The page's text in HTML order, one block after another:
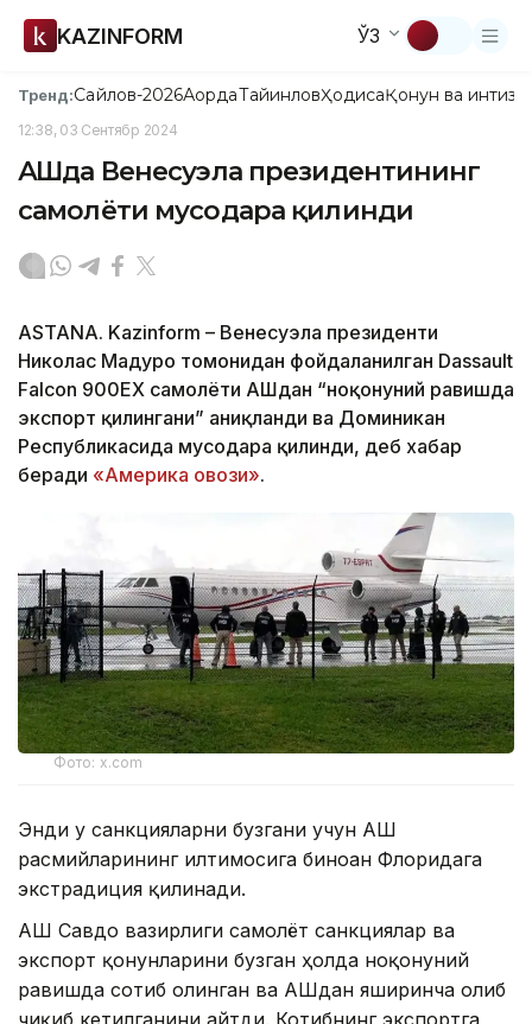
KAZINFORM ЎЗ
Тренд:Сайлов-2026АқордаТайинловҲодисаҚонун ва
12:38, 03 Сентябр 2024
АҚШда Венесуэла президентининг
самолёти мусодара қилинди
ASTANA. Kazinform – Венесуэла президенти
Николас Мадуро томонидан фойдаланилган Dassault
Falcon 900EX самолёти АҚШдан “ноқонуний равишда
экспорт қилингани” аниқланди ва Доминикан
Республикасида мусодара қилинди, деб хабар
беради «Америка овози».
Фото: x.com
Энди у санкцияларни бузгани учун АҚШ
расмийларининг илтимосига биноан Флоридага
экстрадиция қилинади.
АҚШ Савдо вазирлиги самолёт санкциялар ва
экспорт қонунларини бузган ҳолда ноқонуний
равишда сотиб олинган ва АҚШдан яширинча олиб
чиқиб кетилганини айтди. Котибнинг экспортга